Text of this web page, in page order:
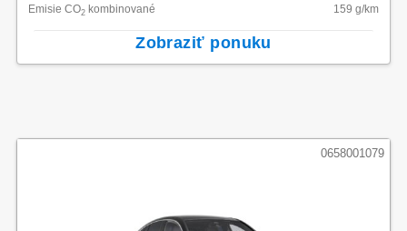
Emisie CO2kombinované 159 g/km
Zobraziť ponuku
0658001079